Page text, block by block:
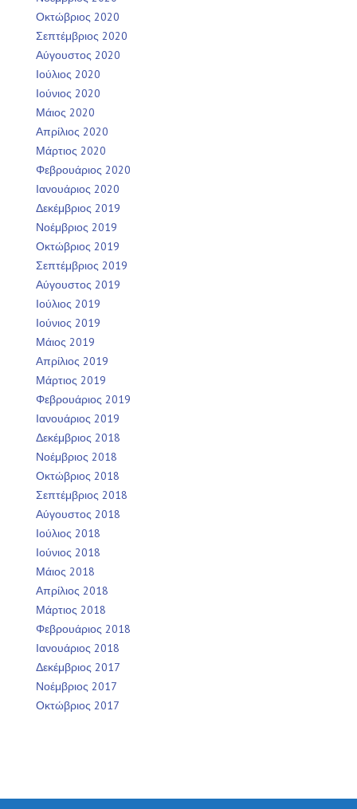
Οκτώβριος 2020
Σεπτέμβριος 2020
Αύγουστος 2020
Ιούλιος 2020
Ιούνιος 2020
Μάιος 2020
Απρίλιος 2020
Μάρτιος 2020
Φεβρουάριος 2020
Ιανουάριος 2020
Δεκέμβριος 2019
Νοέμβριος 2019
Οκτώβριος 2019
Σεπτέμβριος 2019
Αύγουστος 2019
Ιούλιος 2019
Ιούνιος 2019
Μάιος 2019
Απρίλιος 2019
Μάρτιος 2019
Φεβρουάριος 2019
Ιανουάριος 2019
Δεκέμβριος 2018
Νοέμβριος 2018
Οκτώβριος 2018
Σεπτέμβριος 2018
Αύγουστος 2018
Ιούλιος 2018
Ιούνιος 2018
Μάιος 2018
Απρίλιος 2018
Μάρτιος 2018
Φεβρουάριος 2018
Ιανουάριος 2018
Δεκέμβριος 2017
Νοέμβριος 2017
Οκτώβριος 2017